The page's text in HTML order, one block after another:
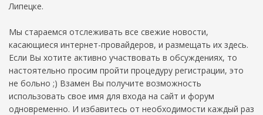
Липецке.
Мы стараемся отслеживать все свежие новости,
касающиеся интернет-провайдеров, и размещать их здесь.
Если Вы хотите активно участвовать в обсуждениях, то
настоятельно просим пройти процедуру регистрации, это
не больно ;) Взамен Вы получите возможность
использовать свое имя для входа на сайт и форум
одновременно. И избавитесь от необходимости каждый раз